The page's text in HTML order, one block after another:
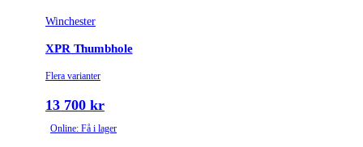
Winchester
XPR Thumbhole
Flera varianter
13 700 kr
Online: Få i lager